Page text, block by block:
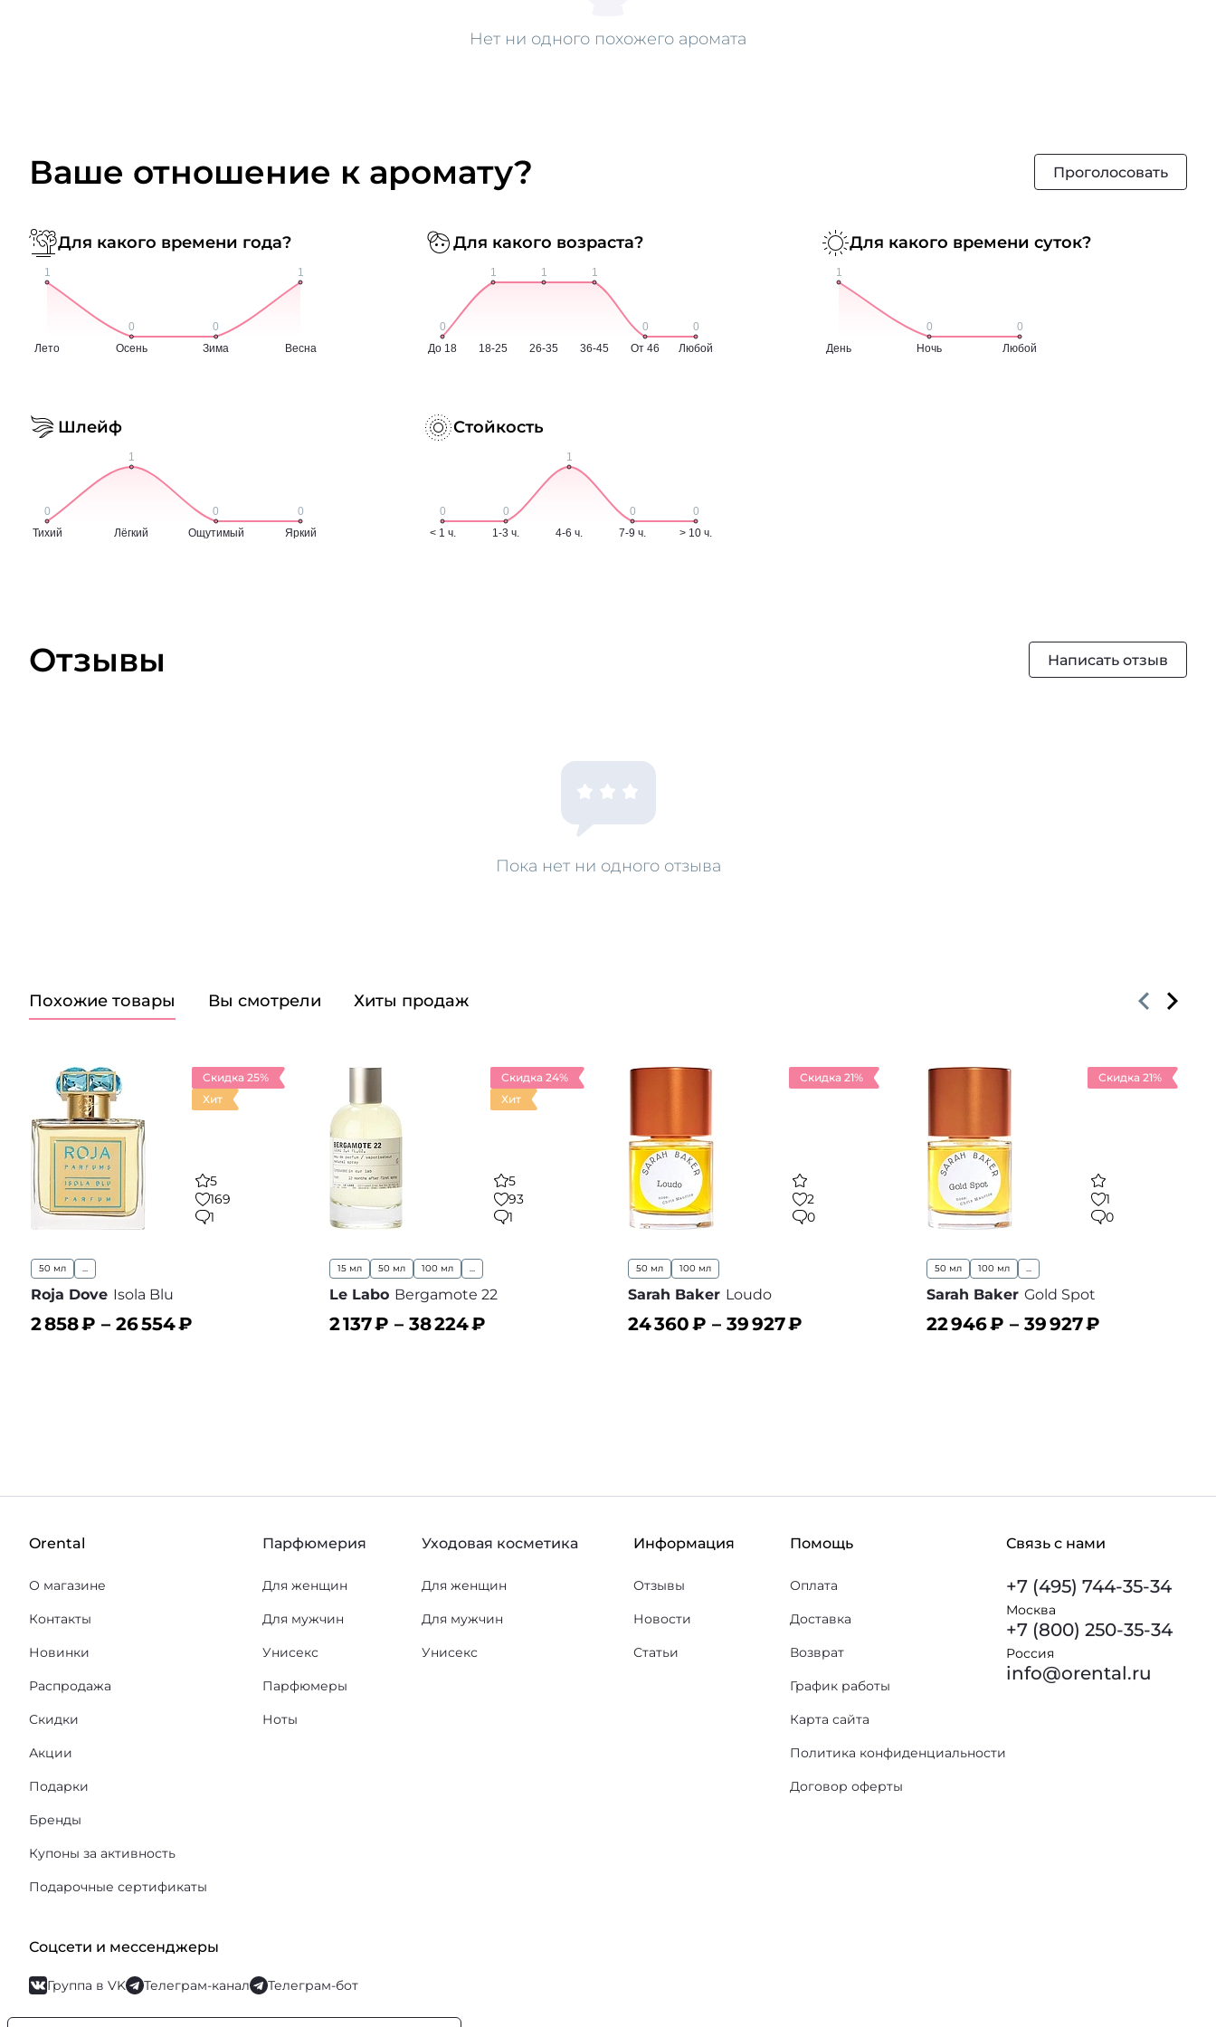
Нет ни одного похожего аромата
Ваше отношение к аромату? Проголосовать
Для какого времени года? Для какого возраста? Для какого времени суток?
Шлейф Стойкость
Отзывы Написать отзыв
Пока нет ни одного отзыва
Похожие товары Вы смотрели Хиты продаж
Скидка 25%
Хит
5
169
1
50 мл ...
Roja Dove Isola Blu
2 858₽ – 26 554₽
Скидка 24%
Хит
5
93
1
15 мл 50 мл 100 мл ...
Le Labo Bergamote 22
2 137₽ – 38 224₽
Скидка 21%
2
0
50 мл 100 мл
Sarah Baker Loudo
24 360₽ – 39 927₽
Скидка 21%
1
0
50 мл 100 мл ...
Sarah Baker Gold Spot
22 946₽ – 39 927₽
Orental
О магазине
Контакты
Новинки
Распродажа
Скидки
Акции
Подарки
Бренды
Купоны за активность
Подарочные сертификаты
Парфюмерия
Для женщин
Для мужчин
Унисекс
Парфюмеры
Ноты
Уходовая косметика
Для женщин
Для мужчин
Унисекс
Информация
Отзывы
Новости
Статьи
Помощь
Оплата
Доставка
Возврат
График работы
Карта сайта
Политика конфиденциальности
Договор оферты
Связь с нами
+7 (495) 744-35-34
Москва
+7 (800) 250-35-34
Россия
info@orental.ru
Соцсети и мессенджеры
Группа в VK Телеграм-канал Телеграм-бот